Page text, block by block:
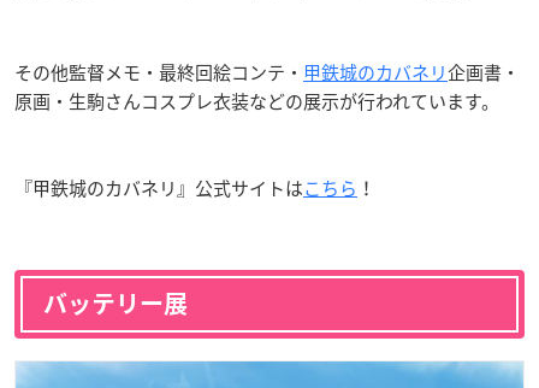
その他監督メモ・最終回絵コンテ・ 甲鉄城のカバネリ企画書・
原画・生駒さんコスプレ衣装などの展示が行われています。
『甲鉄城のカバネリ』公式サイトはこちら ！
バッテリー展